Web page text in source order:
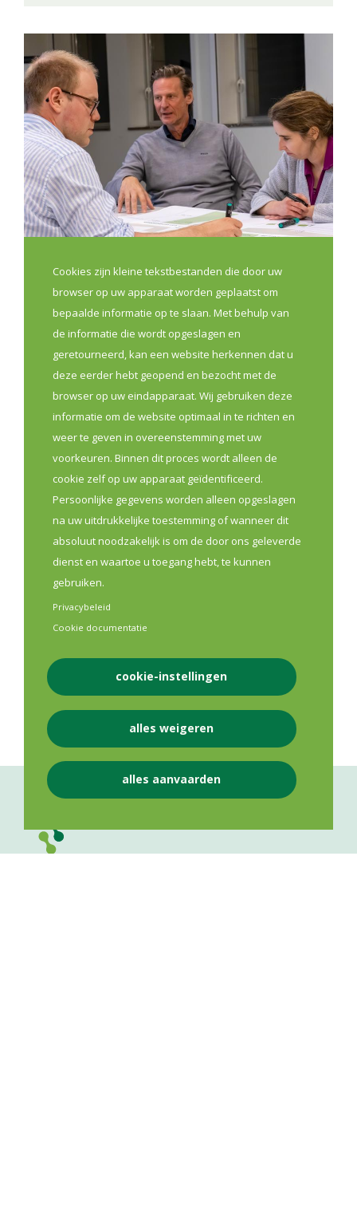
Image
Bouw mee aan de toekomst van
jouw apothekerskring
9 jul 2026
Sterke lokale kringen zijn belangrijk om apothekers
beter te verbinden, samenwerking in de eerste lijn te
versterken en lokale noden concreet aan te pakken.
Daarom lanceert VAN, met steun van Vlaams minister
Caroline Gennez en samen met de
beroepsverenigingen, een nieuwe oproep voor
apothekerskringen die hun kringwerking willen
versterken. Tien kringen krijgen de kans om tussen
september 2026 en maart 2027 hun kringwerking een
stevige boost te geven.
Lees meer
Opleiding
Cookies zijn kleine tekstbestanden die door uw
browser op uw apparaat worden geplaatst om
bepaalde informatie op te slaan. Met behulp van
de informatie die wordt opgeslagen en
geretourneerd, kan een website herkennen dat u
deze eerder hebt geopend en bezocht met de
browser op uw eindapparaat. Wij gebruiken deze
informatie om de website optimaal in te richten en
weer te geven in overeenstemming met uw
voorkeuren. Binnen dit proces wordt alleen de
cookie zelf op uw apparaat geïdentificeerd.
Persoonlijke gegevens worden alleen opgeslagen
na uw uitdrukkelijke toestemming of wanneer dit
absoluut noodzakelijk is om de door ons geleverde
dienst en waartoe u toegang hebt, te kunnen
gebruiken.
Privacybeleid
Cookie documentatie
cookie-instellingen
alles weigeren
alles aanvaarden